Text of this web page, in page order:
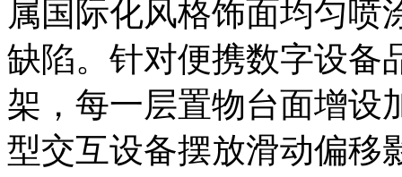
属国际化风格饰面均匀喷
缺陷。针对便携数字设备
架，每一层置物台面增设
型交互设备摆放滑动偏移